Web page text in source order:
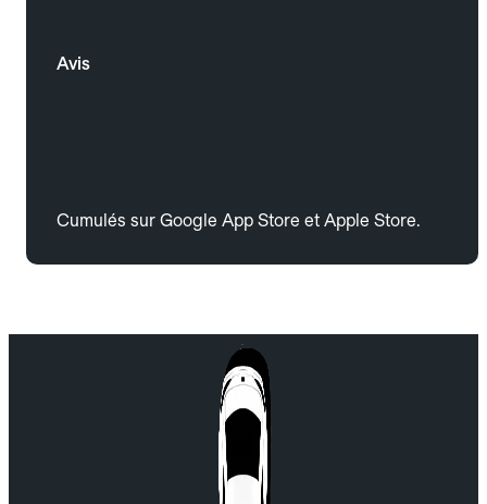
Avis
Cumulés sur Google App Store et Apple Store.